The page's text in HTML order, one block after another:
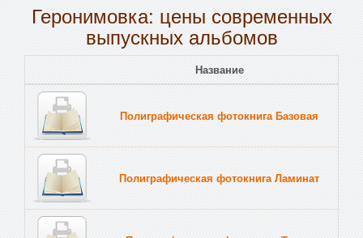
Геронимовка: цены современных
выпускных альбомов
Название
Полиграфическая фотокнига Базовая
Полиграфическая фотокнига Ламинат